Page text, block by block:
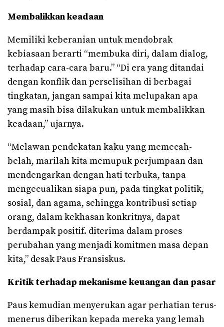
Membalikkan keadaan
Memiliki keberanian untuk mendobrak
kebiasaan berarti “membuka diri, dalam dialog,
terhadap cara-cara baru.” “Di era yang ditandai
dengan konflik dan perselisihan di berbagai
tingkatan, jangan sampai kita melupakan apa
yang masih bisa dilakukan untuk membalikkan
keadaan,” ujarnya.
“Melawan pendekatan kaku yang memecah-
belah, marilah kita memupuk perjumpaan dan
mendengarkan dengan hati terbuka, tanpa
mengecualikan siapa pun, pada tingkat politik,
sosial, dan agama, sehingga kontribusi setiap
orang, dalam kekhasan konkritnya, dapat
berdampak positif. diterima dalam proses
perubahan yang menjadi komitmen masa depan
kita,” desak Paus Fransiskus.
Kritik terhadap mekanisme keuangan dan pasar
Paus kemudian menyerukan agar perhatian terus-
menerus diberikan kepada mereka yang lemah